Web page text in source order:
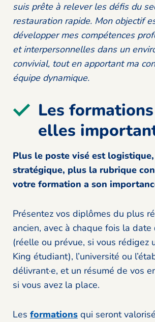
suis prête à relever les défis du
restauration rapide. Mon objectif
développer mes compétences
et interpersonnelles dans un
convivial, tout en apportant ma
équipe dynamique.
Les
elles
Plus le poste visé est
stratégique, plus la rubrique
votre formation a son
Présentez vos diplômes du plus
ancien, avec à chaque fois la date
(réelle ou prévue, si vous rédigez
King étudiant), l’université ou
délivrant·e, et un résumé de vos
si vous avez la place.
Les formations qui seront